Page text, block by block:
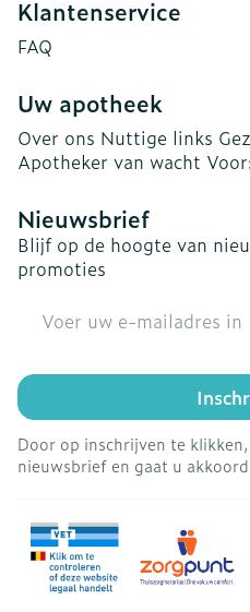
Klantenservice
FAQ
Uw apotheek
Over ons Nuttige links
Apotheker van wacht
Nieuwsbrief
Blijf op de hoogte van
promoties
Door op inschrijven te
nieuwsbrief en gaat u